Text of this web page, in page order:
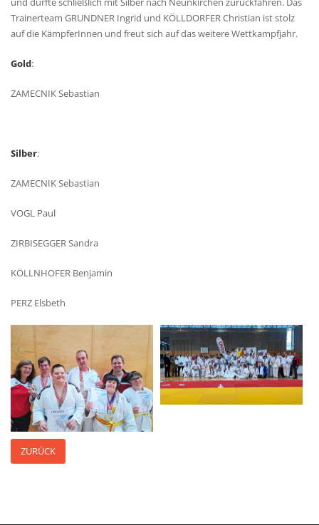
Trainerteam GRUNDNER Ingrid und KÖLLDORFER Christian ist stolz
auf die KämpferInnen und freut sich auf das weitere Wettkampfjahr.
Gold:
ZAMECNIK Sebastian
Silber:
ZAMECNIK Sebastian
VOGL Paul
ZIRBISEGGER Sandra
KÖLLNHOFER Benjamin
PERZ Elsbeth
ZURÜCK